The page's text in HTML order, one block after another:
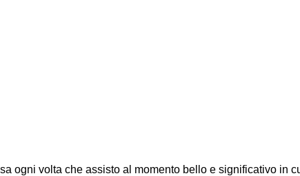
ogni volta che assisto al momento bello e significativo in